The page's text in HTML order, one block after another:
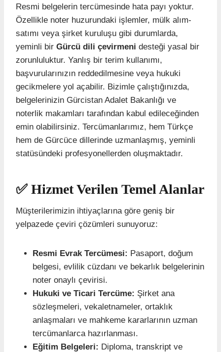
Resmi belgelerin tercümesinde hata payı yoktur.
Özellikle noter huzurundaki işlemler, mülk alım-
satımı veya şirket kuruluşu gibi durumlarda,
yeminli bir Gürcü dili çevirmeni desteği yasal bir
zorunluluktur. Yanlış bir terim kullanımı,
başvurularınızın reddedilmesine veya hukuki
gecikmelere yol açabilir. Bizimle çalıştığınızda,
belgelerinizin Gürcistan Adalet Bakanlığı ve
noterlik makamları tarafından kabul edileceğinden
emin olabilirsiniz. Tercümanlarımız, hem Türkçe
hem de Gürcüce dillerinde uzmanlaşmış, yeminli
statüsündeki profesyonellerden oluşmaktadır.
✅ Hizmet Verilen Temel Alanlar
Müşterilerimizin ihtiyaçlarına göre geniş bir
yelpazede çeviri çözümleri sunuyoruz:
Resmi Evrak Tercümesi: Pasaport, doğum
belgesi, evlilik cüzdanı ve bekarlık belgelerinin
noter onaylı çevirisi.
Hukuki ve Ticari Tercüme: Şirket ana
sözleşmeleri, vekaletnameler, ortaklık
anlaşmaları ve mahkeme kararlarının uzman
tercümanlarca hazırlanması.
Eğitim Belgeleri: Diploma, transkript ve